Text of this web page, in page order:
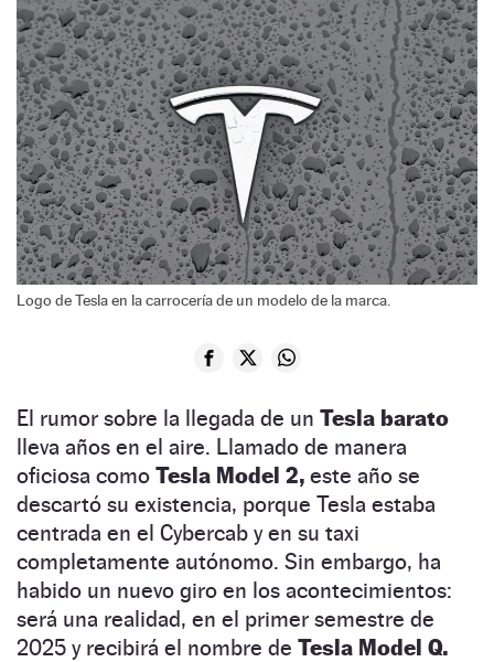
Logo de Tesla en la carrocería de un modelo de la marca.
El rumor sobre la llegada de un Tesla barato
lleva años en el aire. Llamado de manera
oficiosa como Tesla Model 2, este año se
descartó su existencia, porque Tesla estaba
centrada en el Cybercab y en su taxi
completamente autónomo. Sin embargo, ha
habido un nuevo giro en los acontecimientos:
será una realidad, en el primer semestre de
2025 y recibirá el nombre de Tesla Model Q.